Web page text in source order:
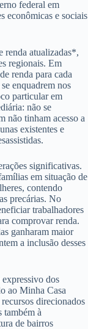
federal em
econômicas e sociais
renda atualizadas*,
regionais. Em
renda para cada
enquadrem nos
particular em
não se
não tinham acesso a
existentes e
significativas.
em situação de
contendo
precárias. No
trabalhadores
comprovar renda.
ganharam maior
a inclusão desses
expressivo dos
ao Minha Casa
direcionados
também à
de bairros